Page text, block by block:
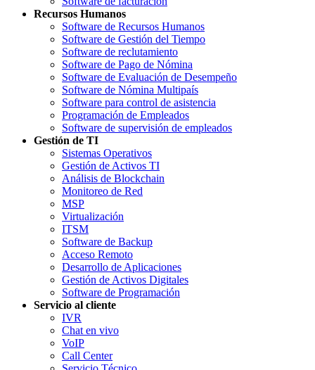
Recursos Humanos
Software de Recursos Humanos
Software de Gestión del Tiempo
Software de reclutamiento
Software de Pago de Nómina
Software de Evaluación de Desempeño
Software de Nómina Multipaís
Software para control de asistencia
Programación de Empleados
Software de supervisión de empleados
Gestión de TI
Sistemas Operativos
Gestión de Activos TI
Análisis de Blockchain
Monitoreo de Red
MSP
Virtualización
ITSM
Software de Backup
Acceso Remoto
Desarrollo de Aplicaciones
Gestión de Activos Digitales
Software de Programación
Servicio al cliente
IVR
Chat en vivo
VoIP
Call Center